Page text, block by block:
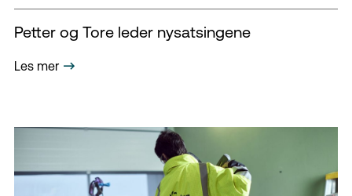
Petter og Tore leder nysatsingene
Les mer